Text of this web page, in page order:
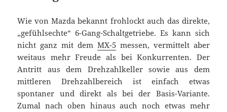
Wie von Mazda bekannt frohlockt auch das direkte,
„gefühlsechte“ 6-Gang-Schaltgetriebe. Es kann sich
nicht ganz mit dem MX-5messen, vermittelt aber
weitaus mehr Freude als bei Konkurrenten. Der
Antritt aus dem Drehzahlkeller sowie aus dem
mittleren Drehzahlbereich ist einfach etwas
spontaner und direkt als bei der Basis-Variante.
Zumal nach oben hinaus auch noch etwas mehr